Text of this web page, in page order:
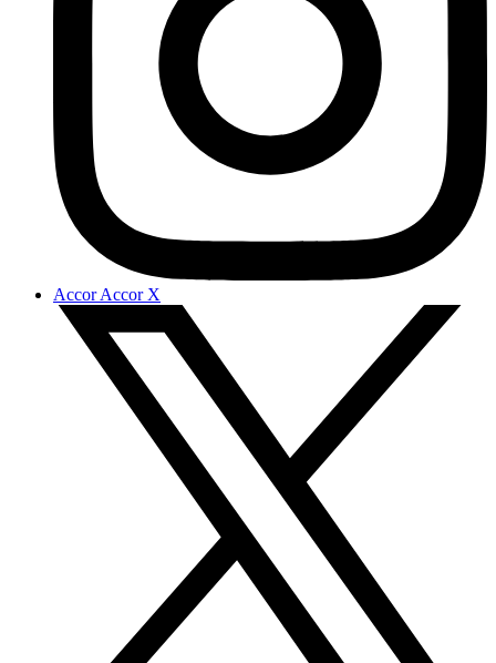
Accor Accor X